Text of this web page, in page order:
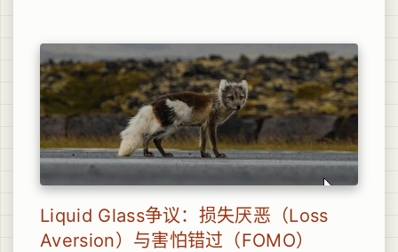
Liquid Glass争议：损失厌恶（Loss
Aversion）与害怕错过（FOMO）